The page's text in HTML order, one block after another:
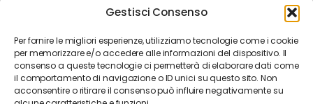
Gestisci Consenso
Per fornire le migliori esperienze, utilizziamo tecnologie come i cookie
per memorizzare e/o accedere alle informazioni del dispositivo. Il
consenso a queste tecnologie ci permetterà di elaborare dati come
il comportamento di navigazione o ID unici su questo sito. Non
acconsentire o ritirare il consenso può influire negativamente su
RESO - RECESSO
PRIVACY
muccagialla è un marchio DIGITAL SERVICE IMAGE